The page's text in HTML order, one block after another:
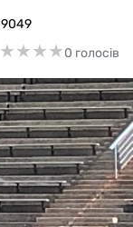
9049
★★★★
★★★★0 голосів